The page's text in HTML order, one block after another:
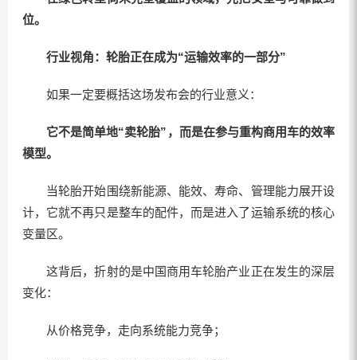
位。
行业视角： 轮胎正在成为“运输效率的一部分”
如果一定要概括这场发布会的行业意义：
它不是简单地“卖轮胎”，而是在参与重构商用车的效率
模型。
当轮胎开始围绕新能源、能效、寿命、管理能力展开设
计，它就不再只是整车的配件，而是进入了运输系统的核心
变量区。
这背后，折射的是中国商用车轮胎产业正在发生的深层
变化：
从价格竞争，走向系统能力竞争；